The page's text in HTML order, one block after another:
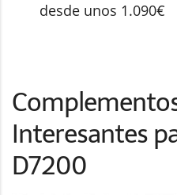
desde unos 1.090€
Interesantes
D7200